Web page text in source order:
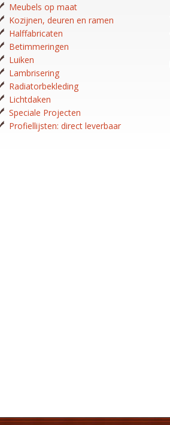
Meubels op maat
Kozijnen, deuren en ramen
Halffabricaten
Betimmeringen
Luiken
Lambrisering
Radiatorbekleding
Lichtdaken
Speciale Projecten
Profiellijsten: direct leverbaar